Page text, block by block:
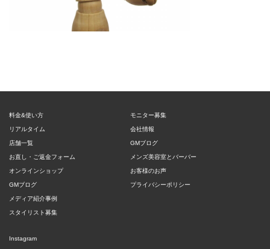
料金&使い方
リアルタイム
店舗一覧
お直し・ご返金フォーム
オンラインショップ
GMブログ
メディア紹介事例
スタイリスト募集
モニター募集
会社情報
GMブログ
メンズ美容室とバーバー
お客様のお声
プライバシーポリシー
Instagram